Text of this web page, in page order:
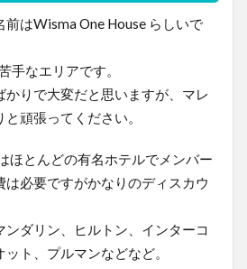
はWisma One House らしいで
手なエリアです。
かりで大変だと思いますが、マレ
頑張ってください。
ほとんどの有名ホテルでメンバー
は必要ですがかなりのディスカウ
ダリン、ヒルトン、インターコ
ト、プルマンなどなど。